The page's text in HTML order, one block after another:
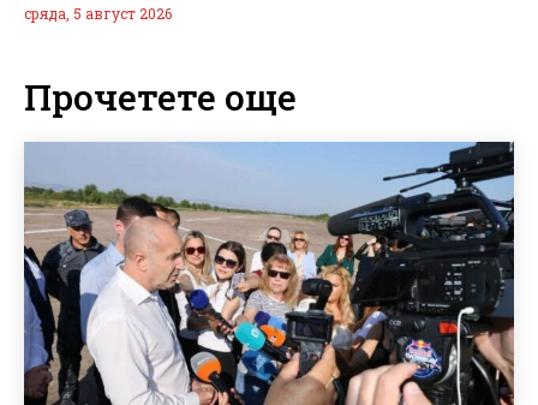
сряда, 5 август 2026
Прочетете още